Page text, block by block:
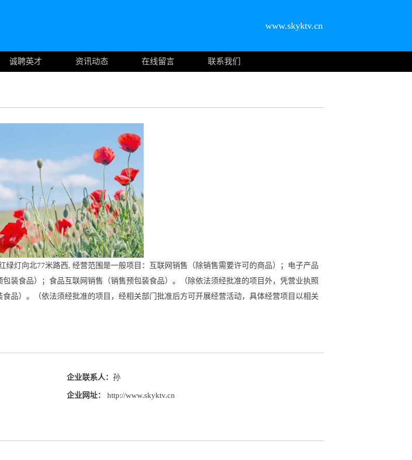
www.skyktv.cn
诚聘英才 资讯动态 在线留言
联系我们
灯向北77米路西, 经营范围是一般项目：互联网销售（除销售需要许可的商品）；电子产品
装食品）；食品互联网销售（销售预包装食品）。（除依法须经批准的项目外，凭营业执照
品）。（依法须经批准的项目，经相关部门批准后方可开展经营活动，具体经营项目以相关
企业联系人： 孙
企业网址： http://www.skyktv.cn